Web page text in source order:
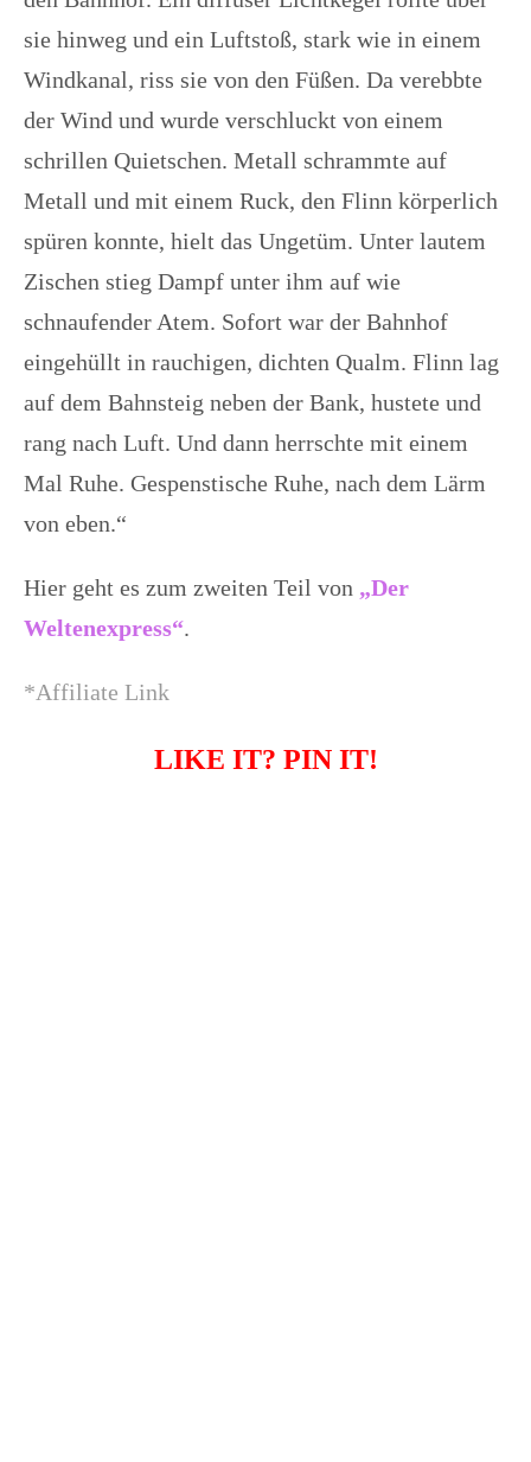
sie hinweg und ein Luftstoß, stark wie in einem
Windkanal, riss sie von den Füßen. Da verebbte
der Wind und wurde verschluckt von einem
schrillen Quietschen. Metall schrammte auf
Metall und mit einem Ruck, den Flinn körperlich
spüren konnte, hielt das Ungetüm. Unter lautem
Zischen stieg Dampf unter ihm auf wie
schnaufender Atem. Sofort war der Bahnhof
eingehüllt in rauchigen, dichten Qualm. Flinn lag
auf dem Bahnsteig neben der Bank, hustete und
rang nach Luft. Und dann herrschte mit einem
Mal Ruhe. Gespenstische Ruhe, nach dem Lärm
von eben.“
Hier geht es zum zweiten Teil von „Der
Weltenexpress“.
*Affiliate Link
LIKE IT? PIN IT!